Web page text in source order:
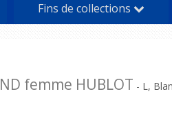
Fins de collections
femme HUBLOT - L,